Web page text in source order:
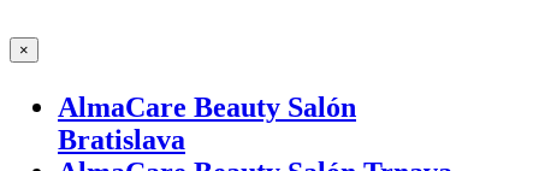
×
AlmaCare Beauty Salón
Bratislava